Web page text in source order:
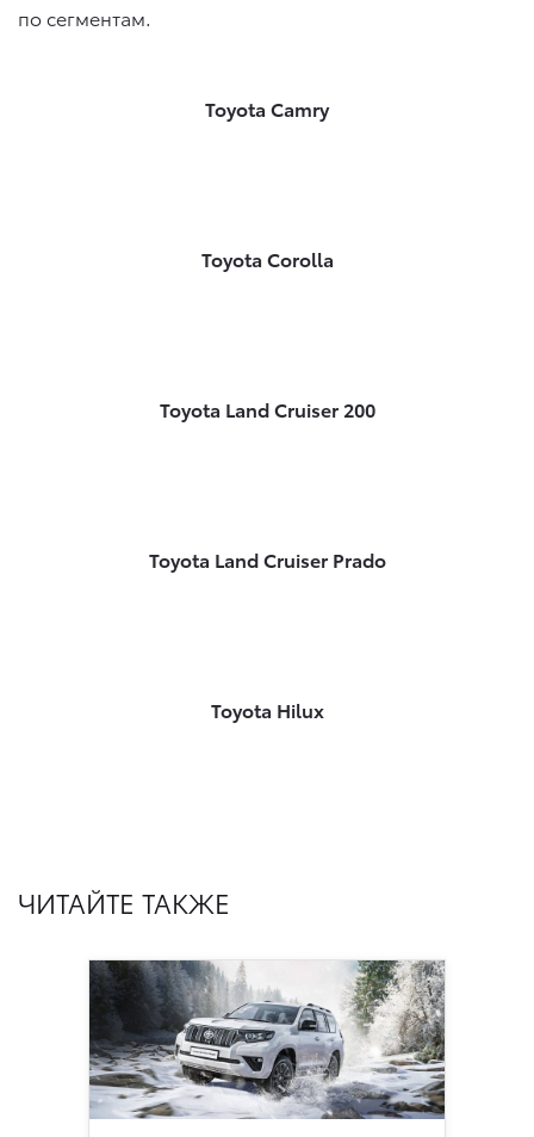
по сегментам.
Toyota Camry
Toyota Corolla
Toyota Land Cruiser 200
Toyota Land Cruiser Prado
Toyota Hilux
ЧИТАЙТЕ ТАКЖЕ